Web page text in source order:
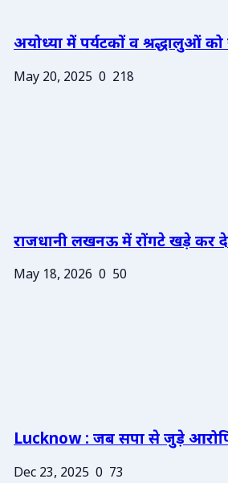
अयोध्या में पर्यटकों व श्रद्धालुओं को
May 20, 2025 0 218
राजधानी लखनऊ में रोंगटे खड़े कर
May 18, 2026 0 50
Lucknow : जब सपा से जुड़े
Dec 23, 2025 0 73